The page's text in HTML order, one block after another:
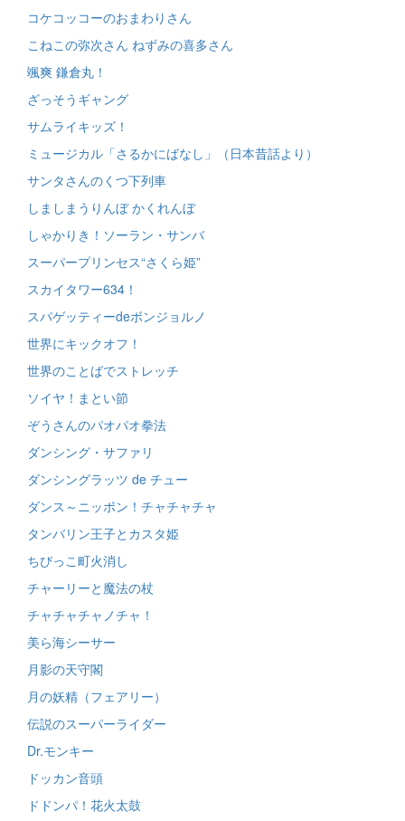
コケコッコーのおまわりさん
こねこの弥次さん ねずみの喜多さん
颯爽 鎌倉丸！
ざっそうギャング
サムライキッズ！
ミュージカル「さるかにばなし」（日本昔話より）
サンタさんのくつ下列車
しましまうりんぼ かくれんぼ
しゃかりき！ソーラン・サンバ
スーパープリンセス“さくら姫”
スカイタワー634！
スパゲッティーdeボンジョルノ
世界にキックオフ！
世界のことばでストレッチ
ソイヤ！まとい節
ぞうさんのパオパオ拳法
ダンシング・サファリ
ダンシングラッツ de チュー
ダンス～ニッポン！チャチャチャ
タンバリン王子とカスタ姫
ちびっこ町火消し
チャーリーと魔法の杖
チャチャチャノチャ！
美ら海シーサー
月影の天守閣
月の妖精（フェアリー）
伝説のスーパーライダー
Dr.モンキー
ドッカン音頭
ドドンパ！花火太鼓